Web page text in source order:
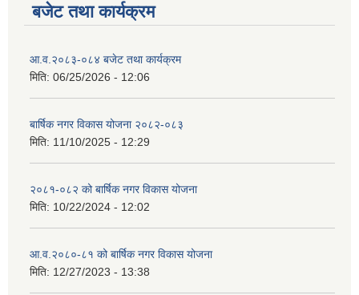
बजेट तथा कार्यक्रम
आ.व.२०८३-०८४ बजेट तथा कार्यक्रम
मिति: 06/25/2026 - 12:06
बार्षिक नगर विकास योजना २०८२-०८३
मिति: 11/10/2025 - 12:29
२०८१-०८२ को बार्षिक नगर विकास योजना
मिति: 10/22/2024 - 12:02
आ.व.२०८०-८१ को बार्षिक नगर विकास योजना
मिति: 12/27/2023 - 13:38